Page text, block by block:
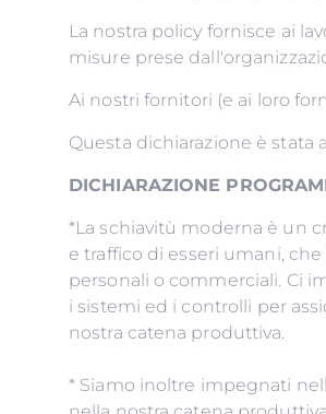
La nostra policy fornisce ai
misure prese
Ai nostri fornitori (e ai loro
Questa dichiarazione è stata
DICHIARAZIONE
*La schiavitù moderna è un
e traffico di esseri umani,
personali o commerciali. Ci
i sistemi ed i controlli per
nostra catena
* Siamo inoltre impegnati